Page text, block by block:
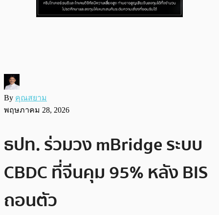
By คุณสยาม
พฤษภาคม 28, 2026
ธปท. ร่วมวง mBridge ระบบ
CBDC ที่จีนคุม 95% หลัง BIS
ถอนตัว